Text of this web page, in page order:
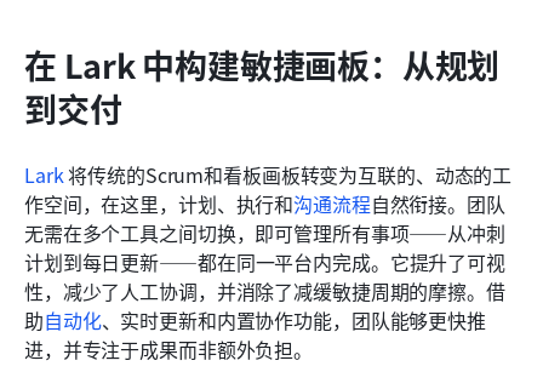
在 Lark 中构建敏捷画板：从规划
到交付
Lark 将传统的Scrum和看板画板转变为互联的、动态的工
作空间，在这里，计划、执行和沟通流程自然衔接。团队
无需在多个工具之间切换，即可管理所有事项——从冲刺
计划到每日更新——都在同一平台内完成。它提升了可视
性，减少了人工协调，并消除了减缓敏捷周期的摩擦。借
助自动化、实时更新和内置协作功能，团队能够更快推
进，并专注于成果而非额外负担。